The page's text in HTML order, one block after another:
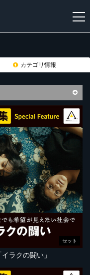
登
カテゴリ情報
セット
ラクの闘い」